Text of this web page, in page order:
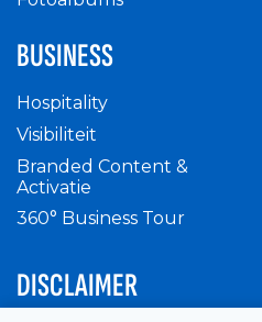
BUSINESS
Hospitality
Visibiliteit
Branded Content &
Activatie
360° Business Tour
DISCLAIMER